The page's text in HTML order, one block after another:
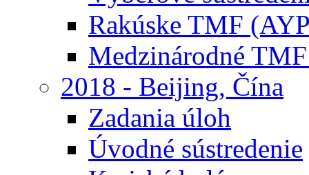
Rakúske TMF
Medzinárodné
2018 - Beijing, Čína
Zadania úloh
Úvodné sústredenie